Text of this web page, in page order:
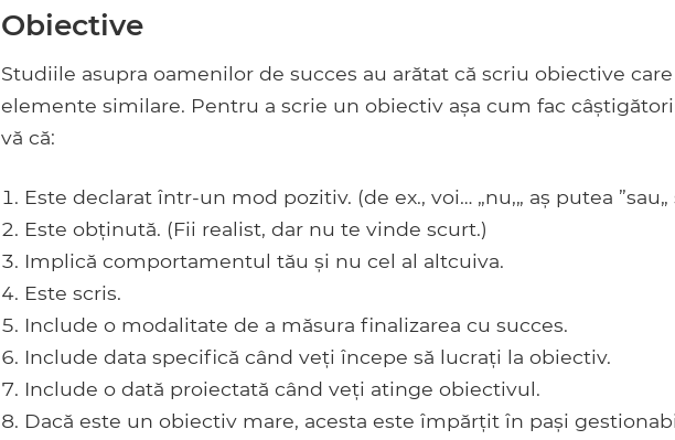
Obiective
Studiile asupra oamenilor de succes au arătat că scriu obiective
elemente similare. Pentru a scrie un obiectiv așa cum fac
vă că:
Este declarat într-un mod pozitiv. (de ex., voi… „nu,„ aș putea ”sau„
Este obținută. (Fii realist, dar nu te vinde scurt.)
Implică comportamentul tău și nu cel al altcuiva.
Este scris.
Include o modalitate de a măsura finalizarea cu succes.
Include data specifică când veți începe să lucrați la obiectiv.
Include o dată proiectată când veți atinge obiectivul.
Dacă este un obiectiv mare, acesta este împărțit în pași